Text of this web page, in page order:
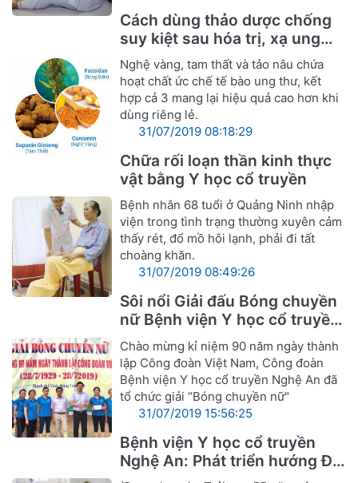
Cách dùng thảo dược chống
suy kiệt sau hóa trị, xạ ung
thư
Nghệ vàng, tam thất và tảo nâu chứa
hoạt chất ức chế tế bào ung thư, kết
hợp cả 3 mang lại hiệu quả cao hơn khi
dùng riêng lẻ.
31/07/2019 08:18:29
Chữa rối loạn thần kinh thực
vật bằng Y học cổ truyền
Bệnh nhân 68 tuổi ở Quảng Ninh nhập
viện trong tình trạng thường xuyên cảm
thấy rét, đổ mồ hôi lạnh, phải đi tất
choàng khăn.
31/07/2019 08:49:26
Sôi nổi Giải đấu Bóng chuyền
nữ Bệnh viện Y học cổ truyền
Nghệ An
Chào mừng kỉ niệm 90 năm ngày thành
lập Công đoàn Việt Nam, Công đoàn
Bệnh viện Y học cổ truyền Nghệ An đã
tổ chức giải “Bóng chuyền nữ"
31/07/2019 15:56:25
Bệnh viện Y học cổ truyền
Nghệ An: Phát triển hướng Đa
khoa Y, Dược cổ truyền